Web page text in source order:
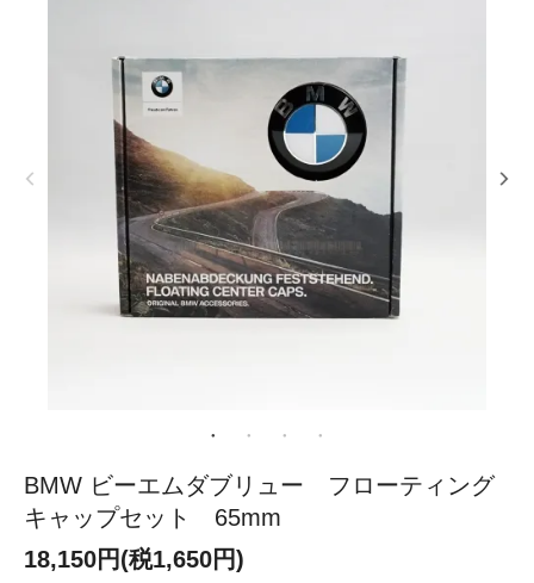
BMW ビーエムダブリュー フローティング
キャップセット 65mm
18,150円(税1,650円)